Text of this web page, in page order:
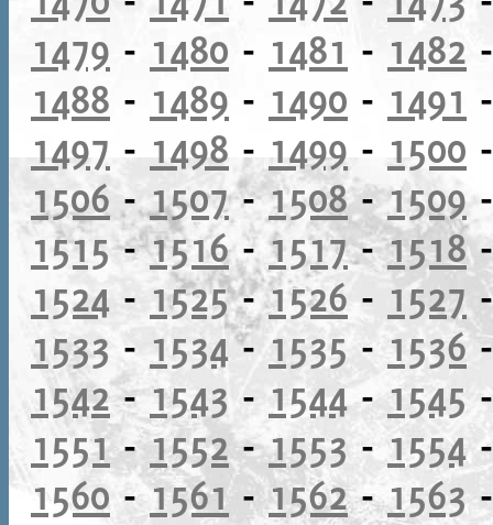
1479 - 1480 - 1481 - 1482
1488 - 1489 - 1490 - 1491
1497 - 1498 - 1499 - 1500
1506 -1507-1508-1509
1515-1516- 1517-1518
1524 - 1525-1526 - 1527
1533 - 1534-1535-1536
1542-1543 - 1544-1545
1551-1552-1553-1554
1560 -1561-1562-1563